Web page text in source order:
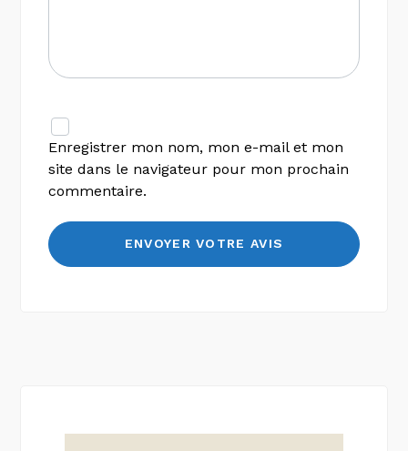
Enregistrer mon nom, mon e-mail et mon
site dans le navigateur pour mon prochain
commentaire.